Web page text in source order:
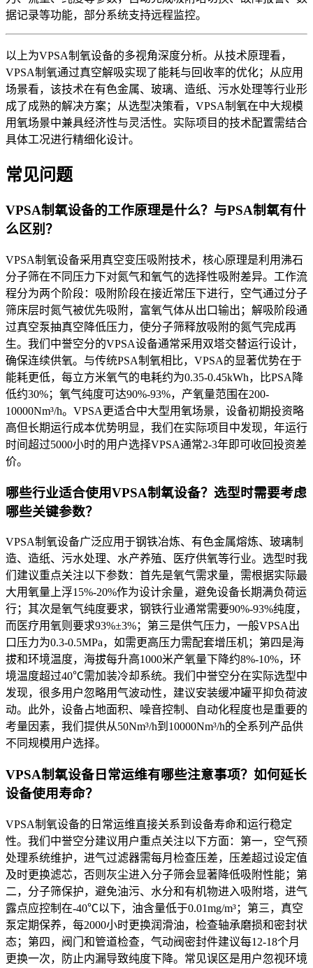
据记录等功能，部分系统支持远程监控。
以上为VPSA制氧设备的多视角深度分析。从技术原理看，
VPSA制氧通过真空解吸实现了能耗与回收率的优化；从应用
场景看，该技术在有色金属、玻璃、造纸、污水处理等行业形
成了成熟的解决方案；从选型决策看，VPSA制氧在中大规模
用氧场景中兼具经济性与灵活性。实际项目的技术配置需结合
具体工况进行精细化设计。
常见问题
VPSA制氧设备的工作原理是什么？与PSA制氧有什
么区别？
VPSA制氧设备采用真空变压吸附技术，核心原理是利用沸石
分子筛在不同压力下对氮气和氧气的选择性吸附差异。工作流
程分为两个阶段：吸附阶段在接近常压下进行，空气通过分子
筛床层时氮气被优先吸附，富氧气体从出口输出；解吸阶段通
过真空泵抽真空降低压力，使分子筛释放吸附的氮气完成再
生。我们中誉空分的VPSA设备通常采用双塔交替运行设计，
确保连续供氧。与传统PSA制氧相比，VPSA的显著优势在于
能耗更低，每立方米氧气的电耗约为0.35-0.45kWh，比PSA降
低约30%；氧气纯度可达90%-93%，产氧量范围在200-
10000Nm³/h。VPSA更适合中大型用氧场景，设备初期投资略
高但长期运行成本优势明显，我们在实际项目中发现，年运行
时间超过5000小时的用户选择VPSA通常2-3年即可收回投资差
价。
哪些行业适合使用VPSA制氧设备？选型时需要考虑
哪些关键参数？
VPSA制氧设备广泛应用于钢铁冶炼、有色金属熔炼、玻璃制
造、造纸、污水处理、水产养殖、医疗供氧等行业。选型时我
们建议重点关注以下参数：首先是氧气需求量，需根据实际最
大用氧量上浮15%-20%作为设计余量，避免设备长期满负荷运
行；其次是氧气纯度要求，钢铁行业通常需要90%-93%纯度，
而医疗用氧则要求93%±3%；第三是供气压力，一般VPSA出
口压力为0.3-0.5MPa，如需更高压力需配套增压机；第四是海
拔和环境温度，海拔每升高1000米产氧量下降约8%-10%，环
境温度超过40℃需加装冷却系统。我们中誉空分在实际选型中
发现，很多用户忽略用气波动性，建议安装缓冲罐平抑负荷波
动。此外，设备占地面积、噪音控制、自动化程度也是重要的
考量因素，我们提供从50Nm³/h到10000Nm³/h的全系列产品供
不同规模用户选择。
VPSA制氧设备日常运维有哪些注意事项？如何延长
设备使用寿命？
VPSA制氧设备的日常运维直接关系到设备寿命和运行稳定
性。我们中誉空分建议用户重点关注以下方面：第一，空气预
处理系统维护，进气过滤器需每月检查压差，压差超过设定值
及时更换滤芯，否则灰尘进入分子筛会显著降低吸附性能；第
二，分子筛保护，避免油污、水分和有机物进入吸附塔，进气
露点应控制在-40℃以下，油含量低于0.01mg/m³；第三，真空
泵定期保养，每2000小时更换润滑油，检查轴承磨损和密封状
态；第四，阀门和管道检查，气动阀密封件建议每12-18个月
更换一次，防止内漏导致纯度下降。常见误区是用户忽视环境